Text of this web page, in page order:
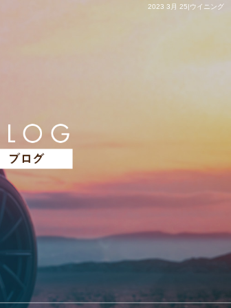
2023 3月 25|ウイニング